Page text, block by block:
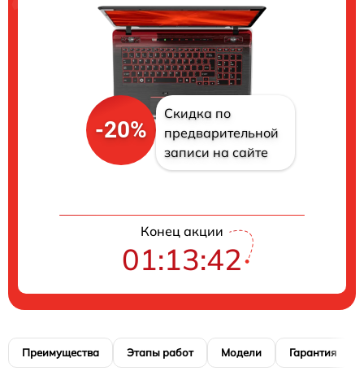
-20%
Скидка по
предварительной
записи на сайте
Конец акции
01:13:41
Преимущества Этапы работ Модели Гарантия